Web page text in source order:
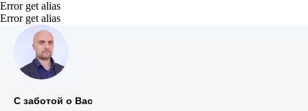
Error get alias
Error get alias
С заботой о Вас